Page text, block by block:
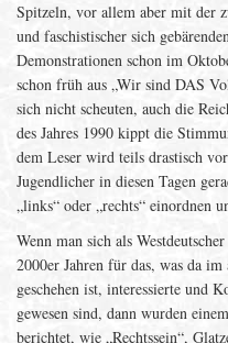
Spitzeln, vor allem aber mit der
und faschistischer sich
Demonstrationen schon im
schon früh aus „Wir sind DAS
sich nicht scheuten, auch die
des Jahres 1990 kippt die
dem Leser wird teils drastisch
Jugendlicher in diesen Tagen
„links“ oder „rechts“ einordnen
Wenn man sich als
2000er Jahren für das, was da im
geschehen ist, interessierte und
gewesen sind, dann wurden
berichtet, wie „Rechtssein“,